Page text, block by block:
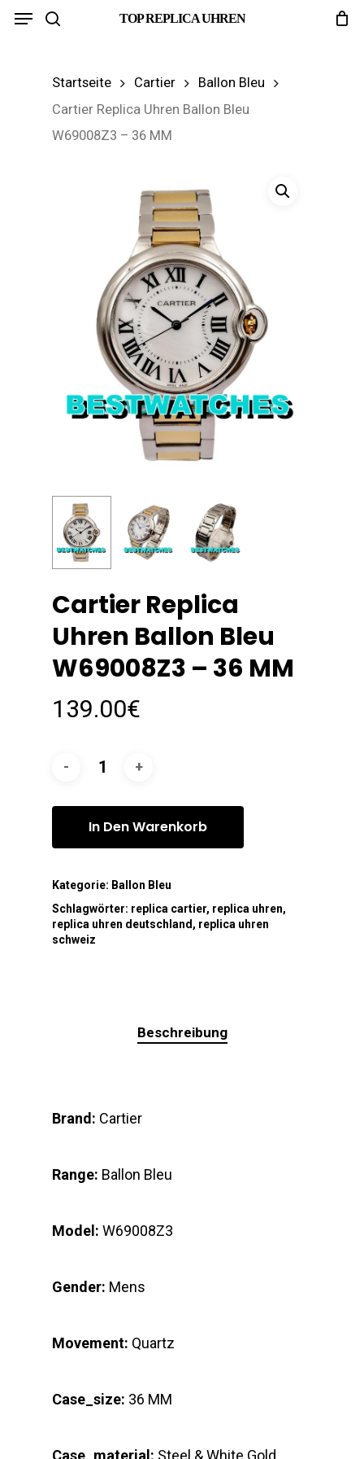
Skip
TOP REPLICA UHREN
Menu
Startseite Cartier
Ballon Bleu
Cartier Replica Uhren Ballon Bleu
W69008Z3 – 36 MM
Cartier Replica
Uhren Ballon Bleu
W69008Z3 – 36 MM
139.00€
In Den Warenkorb
Kategorie: Ballon Bleu
Schlagwörter: replica cartier, replica uhren,
replica uhren deutschland , replica uhren
schweiz
Beschreibung
Brand: Cartier
Range: Ballon Bleu
Model: W69008Z3
Gender: Mens
Movement: Quartz
Case_size: 36 MM
Case_material: Steel & White Gold